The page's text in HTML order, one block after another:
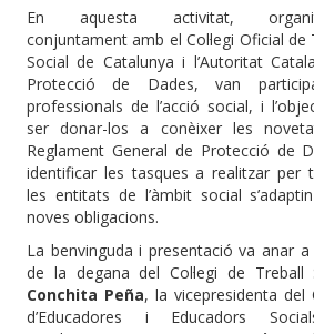
En aquesta activitat,
conjuntament amb el Col·legi Oficial de
Social de Catalunya i l’Autoritat
Protecció de Dades, van
professionals de l’acció social, i
ser donar-los a conèixer les
Reglament General de Protecció de
identificar les tasques a realitzar per
les entitats de l’àmbit social
noves obligacions.
La benvinguda i presentació va anar a
de la degana del Col·legi de Treball
Conchita Peña, la vicepresidenta del
d’Educadores i Educadors